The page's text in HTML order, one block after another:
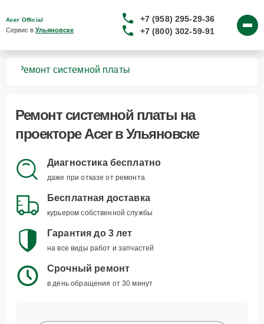
Acer Official
Сервис в Ульяновске
+7 (958) 295-29-36
+7 (800) 302-59-91
Ремонт системной платы
Ремонт системной платы на
проекторе Acer в Ульяновске
Диагностика бесплатно
даже при отказе от ремонта
Бесплатная доставка
курьером собственной службы
Гарантия до 3 лет
на все виды работ и запчастей
Срочный ремонт
в день обращения от 30 минут